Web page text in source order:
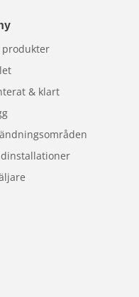
produkter
& klart